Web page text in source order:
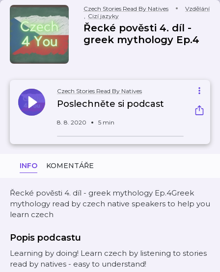
Czech Stories Read By Natives
Vzdělání
, Cizí jazyky
Řecké pověsti 4. díl -
greek mythology Ep.4
Czech Stories Read By Natives
Poslechněte si podcast
8. 8. 2020 5 min
INFO KOMENTÁŘE
Řecké pověsti 4. díl - greek mythology Ep.4Greek
mythology read by czech native speakers to help you
learn czech
Popis podcastu
Learning by doing! Learn czech by listening to stories
read by natives - easy to understand!